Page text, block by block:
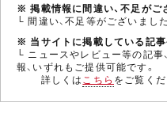
※ 掲載情報に間違い、不足がご
└ 間違い、不足等がございました
※ 当サイトに掲載している記事
└ ニュースやレビュー等の記事
報、いずれもご提供可能です。
詳しくはこちら をご覧くだ